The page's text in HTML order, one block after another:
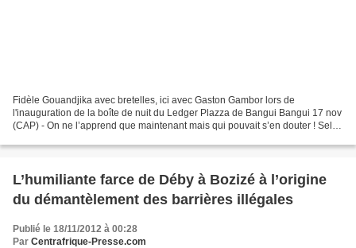
Fidèle Gouandjika avec bretelles, ici avec Gaston Gambor lors de
l'inauguration de la boîte de nuit du Ledger Plazza de Bangui Bangui 17 nov
(CAP) - On ne l’apprend que maintenant mais qui pouvait s’en douter ! Selon
L’humiliante farce de Déby à Bozizé à l’origine
du démantèlement des barrières illégales
Publié le 18/11/2012 à 00:28
Par Centrafrique-Presse.com